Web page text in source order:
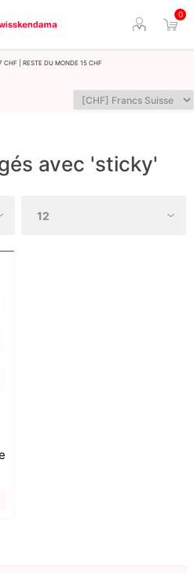
0
| Reste du monde 15 CHF
avec 'sticky'